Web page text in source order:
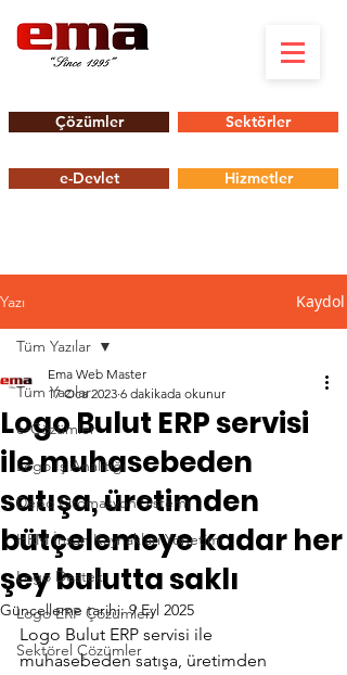
Çözümler Sektörler
e-Devlet Hizmetler
Yazı Kaydol
Tüm Yazılar
e-Çözümler
Logo İş Analitiği
Depo Otomasyon Sistemi
HRM İnsan Kaynakları Yönetimi
Logo Destek
Logo ERP Çözümleri
Sektörel Çözümler
Tüm Yazılar
Logo Bulut ERP servisi
ile muhasebeden
satışa, üretimden
bütçelemeye kadar her
şey bulutta saklı
Ema Web Master
17 Oca 2023 6 dakikada okunur
Güncelleme tarihi:9 Eyl 2025
Logo Bulut ERP servisi ile
muhasebeden satışa, üretimden